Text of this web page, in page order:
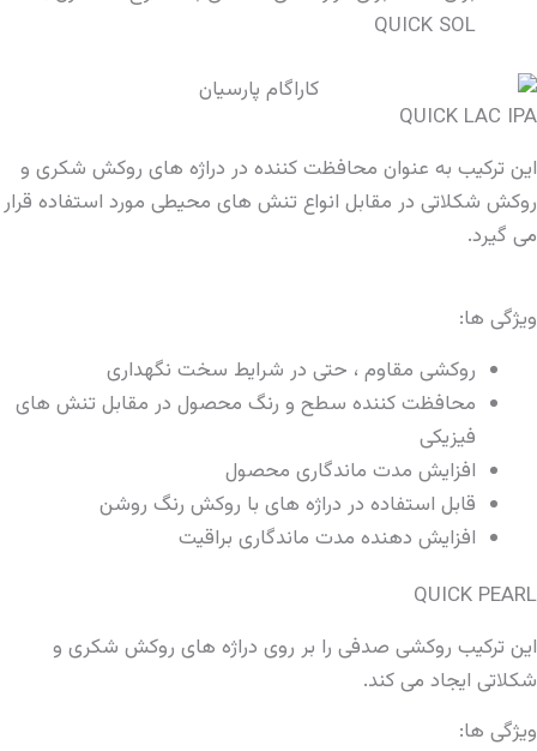
QUICK SOL
QUICK LAC IPA
این ترکیب به عنوان محافظت کننده در دراژه های روکش شکری و
روکش شکلاتی در مقابل انواع تنش های محیطی مورد استفاده قرار
می گیرد.
ویژگی ها:
روکشی مقاوم ، حتی در شرایط سخت نگهداری
محافظت کننده سطح و رنگ محصول در مقابل تنش های
فیزیکی
افزایش مدت ماندگاری محصول
قابل استفاده در دراژه های با روکش رنگ روشن
افزایش دهنده مدت ماندگاری براقیت
QUICK PEARL
این ترکیب روکشی صدفی را بر روی دراژه های روکش شکری و
شکلاتی ایجاد می کند.
ویژگی ها: